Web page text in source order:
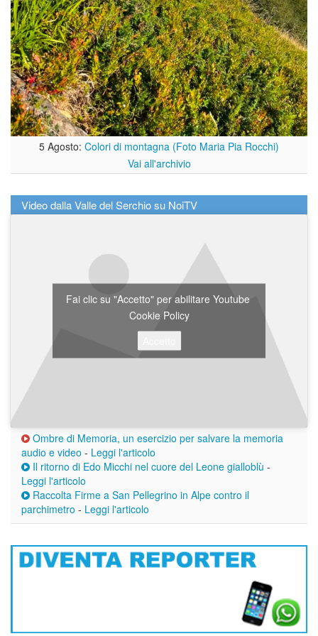
5 Agosto: Colori di montagna (Foto Maria Pia Rocchi)
Vai all'archivio
Video dalla Valle del Serchio su NoiTV
Fai clic su "Accetto" per abilitare Youtube
Cookie Policy
Ombre di Memoria, un esercizio per salvare la memoria
audio e video - Leggi l'articolo
Il ritorno di Edo Micchi nel cuore del Leone gialloblù -
Leggi l'articolo
Raccolta Firme a San Pellegrino in Alpe contro il
parchimetro - Leggi l'articolo